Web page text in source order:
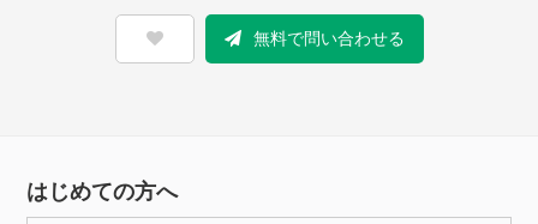
無料で問い合わせる
はじめての方へ